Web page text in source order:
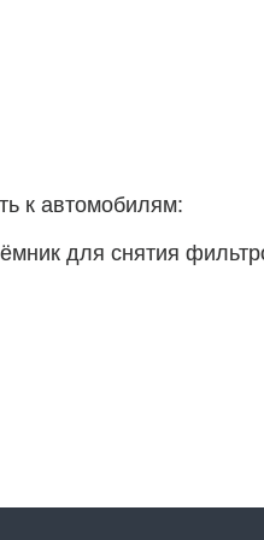
к автомобилям:
для снятия